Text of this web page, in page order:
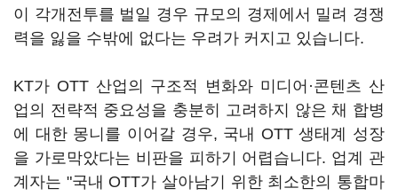
이 각개전투를 벌일 경우 규모의 경제에서 밀려 경쟁
력을 잃을 수밖에 없다는 우려가 커지고 있습니다.
KT가 OTT 산업의 구조적 변화와 미디어·콘텐츠 산
업의 전략적 중요성을 충분히 고려하지 않은 채 합병
에 대한 몽니를 이어갈 경우, 국내 OTT 생태계 성장
을 가로막았다는 비판을 피하기 어렵습니다. 업계 관
계자는 "국내 OTT가 살아남기 위한 최소한의 통합마